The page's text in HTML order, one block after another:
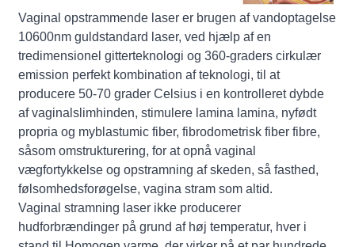
Vaginal opstrammende laser er brugen af vandoptagelse
10600nm guldstandard laser, ved hjælp af en
tredimensionel gitterteknologi og 360-graders cirkulær
emission perfekt kombination af teknologi, til at
producere 50-70 grader Celsius i en kontrolleret dybde
af vaginalslimhinden, stimulere lamina lamina, nyfødt
propria og myblastumic fiber, fibrodometrisk fiber fibre,
såsom omstrukturering, for at opnå vaginal
vægfortykkelse og opstramning af skeden, så fasthed,
følsomhedsforøgelse, vagina stram som altid.
Vaginal stramning laser ikke producerer
hudforbrændinger på grund af høj temperatur, hver i